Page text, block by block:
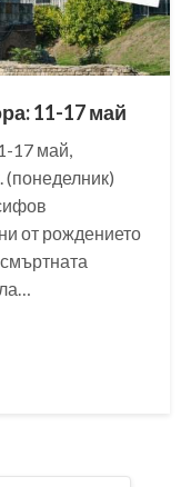
11-17 май
17 май,
от рождението